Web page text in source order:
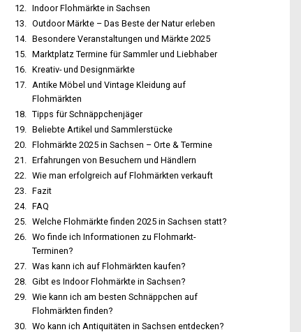
Indoor Flohmärkte in Sachsen
Outdoor Märkte – Das Beste der Natur erleben
Besondere Veranstaltungen und Märkte 2025
Marktplatz Termine für Sammler und Liebhaber
Kreativ- und Designmärkte
Antike Möbel und Vintage Kleidung auf
Flohmärkten
Tipps für Schnäppchenjäger
Beliebte Artikel und Sammlerstücke
Flohmärkte 2025 in Sachsen – Orte & Termine
Erfahrungen von Besuchern und Händlern
Wie man erfolgreich auf Flohmärkten verkauft
Fazit
FAQ
Welche Flohmärkte finden 2025 in Sachsen statt?
Wo finde ich Informationen zu Flohmarkt-
Terminen?
Was kann ich auf Flohmärkten kaufen?
Gibt es Indoor Flohmärkte in Sachsen?
Wie kann ich am besten Schnäppchen auf
Flohmärkten finden?
Wo kann ich Antiquitäten in Sachsen entdecken?